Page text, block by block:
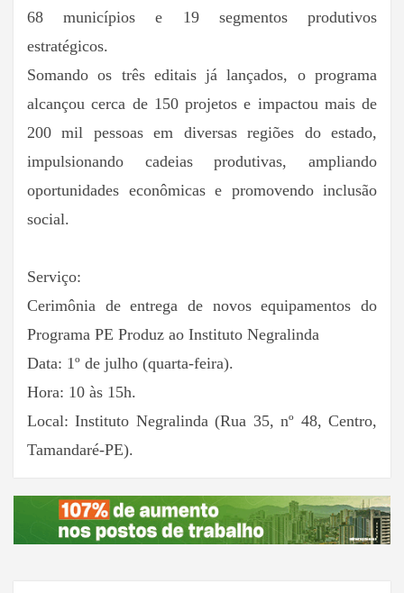
68 municípios e 19 segmentos produtivos
estratégicos.
Somando os três editais já lançados, o programa
alcançou cerca de 150 projetos e impactou mais de
200 mil pessoas em diversas regiões do estado,
impulsionando cadeias produtivas, ampliando
oportunidades econômicas e promovendo inclusão
social.
Serviço:
Cerimônia de entrega de novos equipamentos do
Programa PE Produz ao Instituto Negralinda
Data: 1º de julho (quarta-feira).
Hora: 10 às 15h.
Local: Instituto Negralinda (Rua 35, nº 48, Centro,
Tamandaré-PE).